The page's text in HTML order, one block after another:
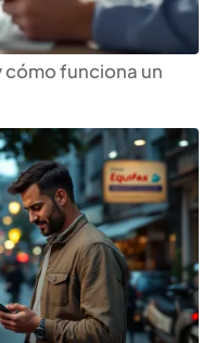
cómo funciona un